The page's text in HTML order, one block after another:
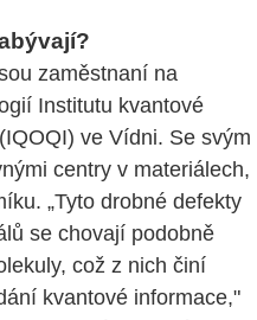
zaměstnaní na
Institutu kvantové
ve Vídni. Se svým
centry v materiálech,
„Tyto drobné defekty
se chovají podobně
což z nich činí
kvantové informace,"